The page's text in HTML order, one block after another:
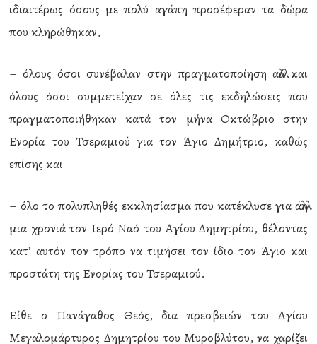
ιδιαιτέρως όσους με πολύ αγάπη προσέφεραν τα δώρα
που κληρώθηκαν,
– όλους όσοι συνέβαλαν στην πραγματοποίηση αλλά και
όλους όσοι συμμετείχαν σε όλες τις εκδηλώσεις που
πραγματοποιήθηκαν κατά τον μήνα Οκτώβριο στην
Ενορία του Τσεραμιού για τον Άγιο Δημήτριο, καθώς
επίσης και
– όλο το πολυπληθές εκκλησίασμα που κατέκλυσε για άλλη
μια χρονιά τον Ιερό Ναό του Αγίου Δημητρίου, θέλοντας
κατ’ αυτόν τον τρόπο να τιμήσει τον ίδιο τον Άγιο και
προστάτη της Ενορίας του Τσεραμιού.
Είθε ο Πανάγαθος Θεός, δια πρεσβειών του Αγίου
Μεγαλομάρτυρος Δημητρίου του Μυροβλύτου, να χαρίζει